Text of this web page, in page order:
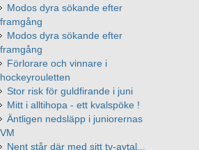
Modos dyra sökande efter
framgång
Modos dyra sökande efter
framgång
Förlorare och vinnare i
hockeyrouletten
Stor risk för guldfirande i juni
Mitt i alltihopa - ett kvalspöke !
Äntligen nedsläpp i juniorernas
VM
Nent står där med sitt tv-avtal...